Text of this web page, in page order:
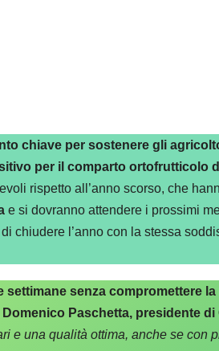
chiave per sostenere gli
per il comparto ortofrutticolo
rispetto all’anno scorso, che
e si dovranno attendere i prossimi
chiudere l’anno con la stessa
senza compromettere
Paschetta, presidente di
e una qualità ottima, anche se con